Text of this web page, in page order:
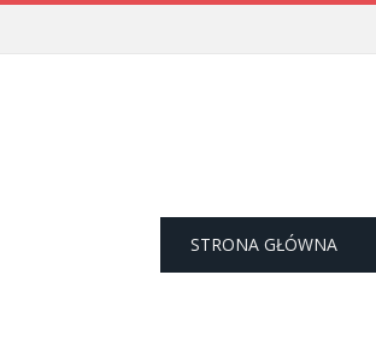
STRONA GŁÓWNA